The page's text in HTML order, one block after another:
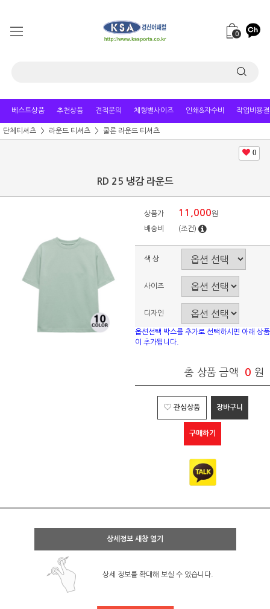
0
베스트상품 추천상품 견적문의 체형별사이즈 인쇄&자수비 작업비용
단체티셔츠 라운드 티셔츠 쿨론 라운드 티셔츠
0
RD 25 냉감 라운드
상품가 11,000원
배송비 (조건)
색 상
사이즈
디자인
옵션선택 박스를 추가로 선택하시면 아래 상품
이 추가됩니다.
총 상품 금액 0 원
관심상품 장바구니
구매하기
상세정보 새창 열기
상세 정보를 확대해 보실 수 있습니다.